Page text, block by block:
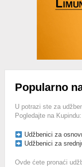
Popularno
U potrazi ste za
Pogledajte na Kupindu:
Udžbenici za
Udžbenici za
Ovde ćete pronaći